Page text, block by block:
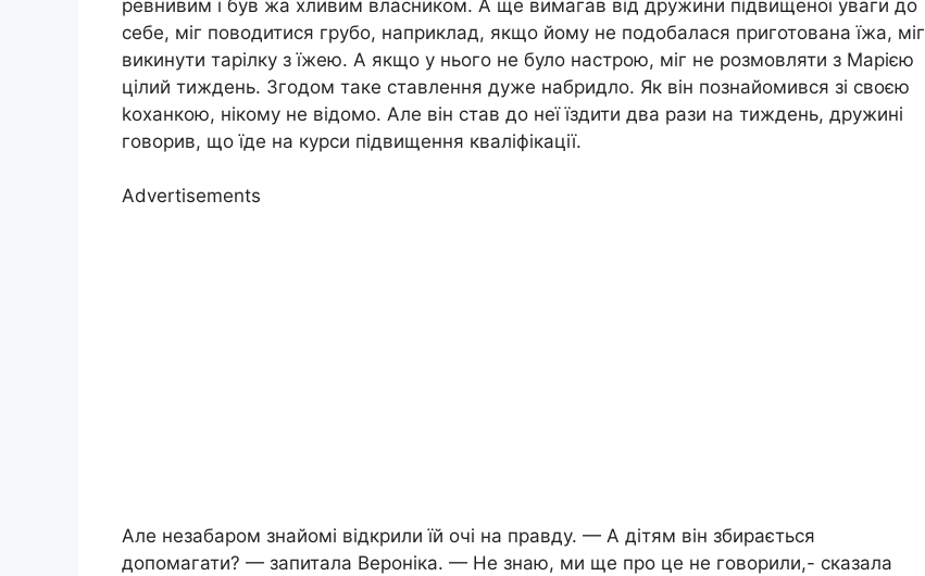
ревнивим і був жа хливим власником. А ще вимагав від дружини підвищеної уваги до
себе, міг поводитися грубо, наприклад, якщо йому не подобалася приготована їжа, міг
викинути тарілку з їжею. А якщо у нього не було настрою, міг не розмовляти з Марією
цілий тиждень. Згодом таке ставлення дуже набридло. Як він познайомився зі своєю
kоханкою, нікому не відомо. Але він став до неї їздити два рази на тиждень, дружині
говорив, що їде на курси підвищення кваліфікації.
Advertisements
Але незабаром знайомі відкрили їй очі на правду. — А дітям він збирається
допомагати? — запитала Вероніка. — Не знаю, ми ще про це не говорили,- сказала